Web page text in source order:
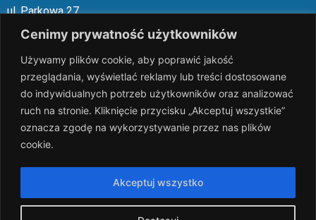
Cenimy prywatność użytkowników
Używamy plików cookie, aby poprawić jakość
przeglądania, wyświetlać reklamy lub treści dostosowane
do indywidualnych potrzeb użytkowników oraz analizować
ruch na stronie. Kliknięcie przycisku „Akceptuj wszystkie”
oznacza zgodę na wykorzystywanie przez nas plików
cookie.
Akceptuj wszystko
ul. Parkowa 27
05-120 Legionowo
Mail: slalp@slalp.com.pl
Telefon: 732 86 6 667 | 731 466 667
KRS 0000289744
NIP 536-183-07-25
REGON 1411
Rachunek bankowy: PKO BP 17 1020 10
1054